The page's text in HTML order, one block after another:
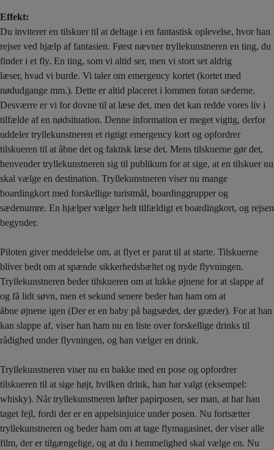
Effekt:
Du inviterer en tilskuer til at deltage i en fantastisk oplevelse, hvor han
rejser ved hjælp af fantasien. Først nævner tryllekunstneren en ting, du
finder i et fly. En ting, som vi altid ser, men vi stort set aldrig
læser, hvad vi burde. Vi taler om emergency kortet (kortet med
nødudgange mm.). Dette er altid placeret i lommen foran sæderne.
Desværre er vi for dovne til at læse det, men det kan redde vores liv i
tilfælde af en nødsituation. Denne information er meget vigtig, derfor
uddeler tryllekunstneren et rigtigt emergency kort og opfordrer
tilskueren til at åbne det og faktisk læse det. Mens tilskuerne gør det,
henvender tryllekunstneren sig til publikum for at sige, at en tilskuer nu
skal vælge en destination. Tryllekunstneren viser nu mange
boardingkort med forskellige turistmål, boardinggrupper og
sædenumre. En hjælper vælger helt tilfældigt et boardingkort, og rejsen
begynder.
Piloten giver meddelelse om, at flyet er parat til at starte. Tilskuerne
bliver bedt om at spænde sikkerhedsbæltet og nyde flyvningen.
Tryllekunstneren beder tilskueren om at lukke øjnene for at slappe af
og få lidt søvn, men et sekund senere beder han ham om at
åbne øjnene igen (Der er en baby på bagsædet, der græder). For at han
kan slappe af, viser han ham nu en liste over forskellige drinks til
rådighed under flyvningen, og han vælger en drink.
Tryllekunstneren viser nu en bakke med en pose og opfordrer
tilskueren til at sige højt, hvilken drink, han har valgt (eksempel:
whisky). Når tryllekunstneren løfter papirposen, ser man, at har han
taget fejl, fordi der er en appelsinjuice under posen. Nu fortsætter
tryllekunstneren og beder ham om at tage flymagasinet, der viser alle
film, der er tilgængelige, og at du i hemmelighed skal vælge en. Nu